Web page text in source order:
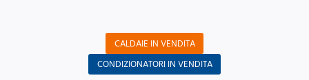
CALDAIE IN VENDITA
CONDIZIONATORI IN VENDITA